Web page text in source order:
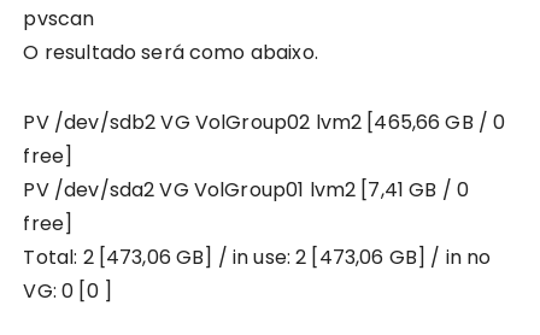
pvscan
O resultado será como abaixo.
PV /dev/sdb2 VG VolGroup02 lvm2 [465,66 GB / 0
free]
PV /dev/sda2 VG VolGroup01 lvm2 [7,41 GB / 0
free]
Total: 2 [473,06 GB] / in use: 2 [473,06 GB] / in no
VG: 0 [0 ]